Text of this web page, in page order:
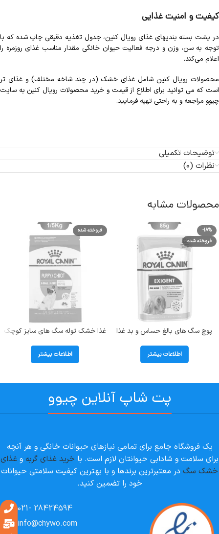
کیفیت و امنیت غذایی
در پشت بسته بندی‏های غذای رویال کنین، جدول تغذیه دقیقی چاپ شده که با
توجه به سن، وزن و درجه فعالیت حیوان خانگی مقدار مناسب غذای روزمره را
اعلام می‏‌کند.
محصولات رویال کنین شامل غذای خشک (در چند شاخه مختلف) و غذای تر
است که می توانید برای اطلاع از قیمت و خرید محصولات رویال کنین به سایت
چیوو مراجعه و به راحتی تهیه فرمایید.
توضیحات تکمیلی
نظرات (0)
محصولات مشابه
-18%
فروخته شده
پوچ سگ های بالغ حساس و بد غذا
اطلاعات بیشتر
فروخته شده
غذا خشک توله سگ های سایز کوچک
Small Puppy) وزن 1.5 کیلوگرماطلاعات بیشتر
پت شاپ آنلاین چیوو
یک فروشگاه جامع برای تمامی نیازهای حیوانات خانگی و هر آنچه
برای سلامت و شادابی حیوانتان لازم است. با خرید غذای گربه و غذای
خشک سگ در معتبرترین برندها و با بهترین کیفیت سلامتی حیوانات
خود را تضمین کنید.
28424594 -021
info@chywo.com